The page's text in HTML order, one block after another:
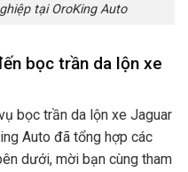
tại OroKing Auto
bọc trần da lộn xe
bọc trần da lộn xe Jaguar
Auto đã tổng hợp các
dưới, mời bạn cùng tham